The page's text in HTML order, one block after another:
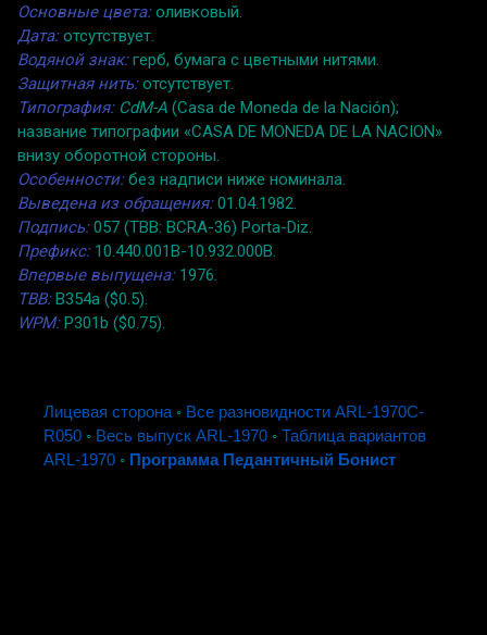
Основные цвета:оливковый.
Дата:отсутствует.
Водяной знак:герб, бумага с цветными нитями.
Защитная нить:отсутствует.
Типография: CdM-A (Casa de Moneda de la Nación);
название типографии «CASA DE MONEDA DE LA NACION»
внизу оборотной стороны.
Особенности:без надписи ниже номинала.
Выведена из обращения:01.04.1982.
Подпись:057 (TBB: BCRA-36) Porta-Diz.
Префикс:10.440.001B-10.932.000B.
Впервые выпущена:1976.
TBB:B354a ($0.5).
WPM:P301b ($0.75).
Лицевая сторона◦ Все разновидности ARL-1970C-
R050 ◦ Весь выпуск ARL-1970 ◦ Таблица вариантов
ARL-1970 ◦ Программа Педантичный Бонист